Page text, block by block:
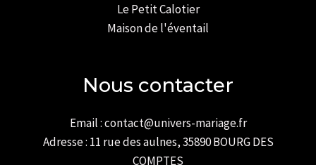
Le Petit Calotier
Maison de l'éventail
Nous contacter
Email : contact@univers-mariage.fr
Adresse : 11 rue des aulnes, 35890 BOURG DES
COMPTES